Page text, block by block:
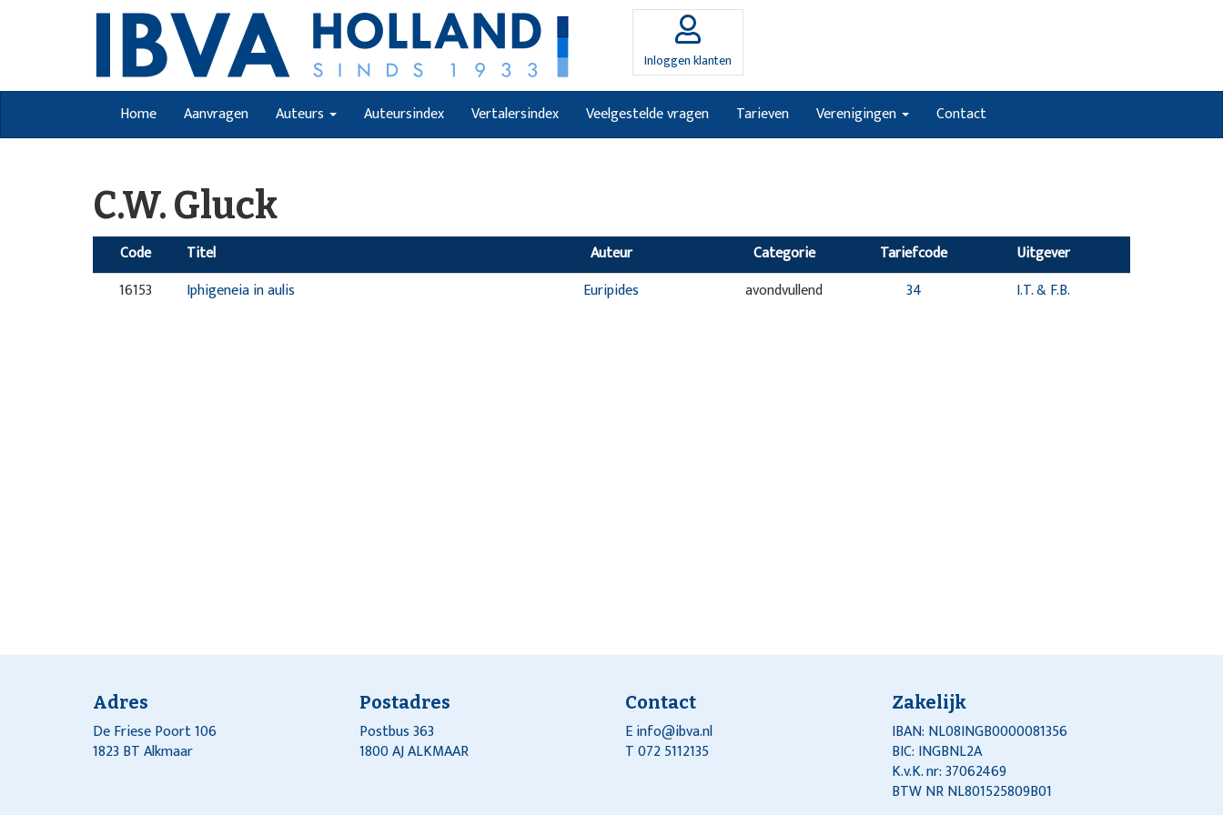
Inloggen klanten
Home Aanvragen Auteurs Auteursindex Vertalersindex Veelgestelde vragen Tarieven Verenigingen Contact
C.W. Gluck
Code Titel Auteur Categorie Tariefcode
Uitgever
16153
Iphigeneia in aulis Euripides avondvullend 34 I.T. & F.B.
Adres
De Friese Poort 106
1823 BT Alkmaar
Postadres
Postbus 363
1800 AJ ALKMAAR
Contact
Einfo@ibva.nl
T 072 5112135
Zakelijk
IBAN: NL08INGB0000081356
BIC: INGBNL2A
K.v.K. nr: 37062469
BTW NR NL801525809B01